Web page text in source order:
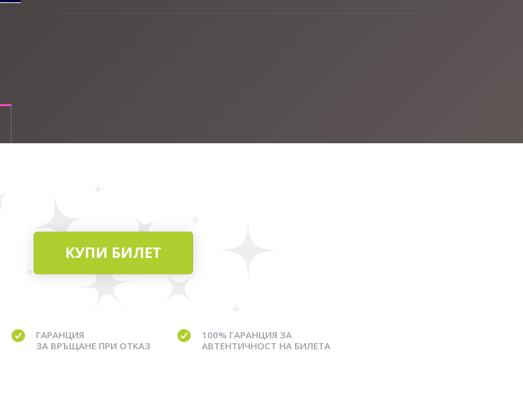
КУПИ БИЛЕТ
ГАРАНЦИЯ
ЗА ВРЪЩАНЕ ПРИ ОТКАЗ
100% ГАРАНЦИЯ ЗА
АВТЕНТИЧНОСТ НА БИЛЕТА